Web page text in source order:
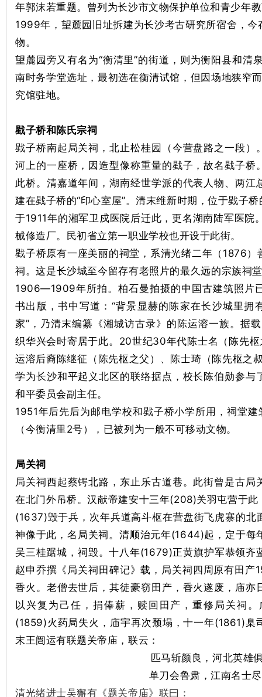
年郭沫若重题。曾列为长沙市文物保护单位和青少年
1999年，望麓园旧址拆建为长沙考古研究所宿舍，
物。
望麓园旁又有名为“衡清里”的街道，则为衡阳县和清
南时务学堂选址，最初选在衡清试馆，但因场地狭窄
究馆驻地。
戥子桥和陈氏宗祠
戥子桥南起局关祠，北止松桂园（今营盘路之一段）
河上的一座桥，因造型像称重量的戥子，故名戥子桥
此桥。清嘉道年间，湖南经世学派的代表人物、两
建在戥子桥的“印心室屋”。清末维新时期，位于戥子
于1911年的湘军卫戍医院后迁此，更名湖南陆军医院
械修造厂。民初省立第一职业学校也开设于此街。
戥子桥原有一座美丽的祠堂，系清光绪二年（1876
祠。这是长沙城至今留存有老照片的最久远的宗族祠
1906—1909年所拍。柏石曼拍摄的中国古建筑照片
书出版，书中写道：“背景显赫的陈家在长沙城里拥
家”，乃清末编纂《湘城访古录》的陈运溶一族。据
织华兴会时寄居于此。20世纪30年代陈士名（陈先
运溶后裔陈继征（陈先枢之父）、陈士琦（陈先枢之
学为长沙和平起义北区的联络据点，校长陈伯勋参与
和平委员会副主任。
1951年后先后为邮电学校和戥子桥小学所用，祠堂
（今衡清里2号），已被列为一般不可移动文物。
局关祠
局关祠西起蔡锷北路，东止乐古道巷。此街曾是古
在北门外吊桥。汉献帝建安十三年(208)关羽屯营于
(1637)毁于兵，次年兵道高斗枢在营盘街飞虎寨的北
神像于此，名局关祠。清顺治元年(1644)起，定于
吴三桂踞城，祠毁。十八年(1679)正黄旗护军恭领
赵申乔撰《局关祠田碑记》载，局关祠四周原有田产
香火。老僧去世后，其徒豪窃田产，香火遂废，庙亦
以兴复为己任，捐俸薪，赎回田产，重修局关祠
(1859)火药局失火，庙宇再次颓塌，十一年(1861)臬
末王闿运有联题关帝庙，联云：
匹马斩颜良，河北英雄
单刀会鲁肃，江南名士
清光绪进士吴獬有《题关帝庙》联曰：